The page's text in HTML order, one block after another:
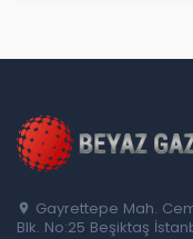
Gayrettepe Mah.
Blk. No:25 Beşiktaş